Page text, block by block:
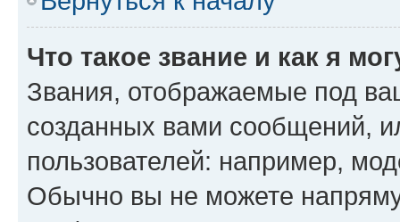
Что такое звание и как я
Звания, отображаемые под
созданных вами сообщений,
пользователей: например,
Обычно вы не можете